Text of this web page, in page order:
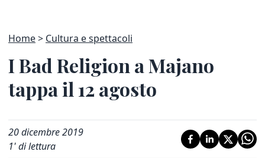
Home Cultura e spettacoli
I Bad Religion a Majano
tappa il 12 agosto
20 dicembre 2019
1' di lettura